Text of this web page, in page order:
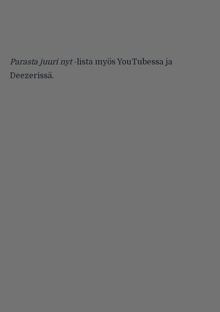
Parasta juuri nyt-lista myösYouTubessa ja
Deezerissä.